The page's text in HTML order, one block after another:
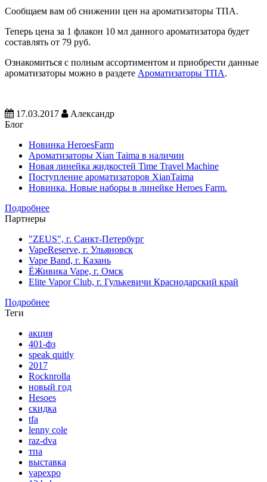
Сообщаем вам об снижении цен на ароматизаторы ТПА.
Теперь цена за 1 флакон 10 мл данного ароматизатора будет
составлять от 79 руб.
Ознакомиться с полным ассортиментом и приобрести данные
ароматизаторы можно в раздете Ароматизаторы ТПА.
17.03.2017
Александр
Блог
Новинка HeroesFarm
Ароматизаторы Xian Taima в наличии
Новая линейка жидкостей Time Travel Machine
Поступление ароматизаторов XianTaima
Новинка. Новые наборы в линейке Heroes Farm.
Подробнее
Партнеры
"ZEUS", г. Санкт-Петербург
VapeReserve, г. Ульяновск
Vape Band, г. Казань
ЁЖивика Vape, г. Омск
Elite Vapor Club, г. Гулькевичи Краснодарский край
Подробнее
Теги
акция
401-фз
speak quitly
2017
Rocknrolla
новый год
Hesoes
скидка
tfa
lenny cole
raz-dva
тпа
выставка
vapexpo